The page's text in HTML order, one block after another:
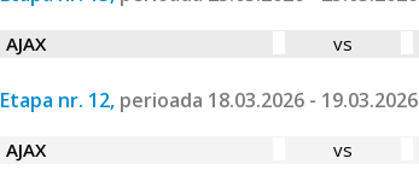
AJAX vs
Etapa nr. 12, perioada 18.03.2026 - 19.03.2026
AJAX vs